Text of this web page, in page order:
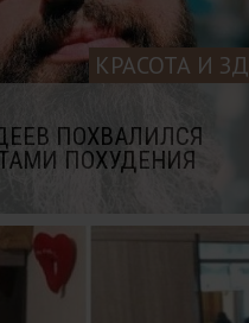
КРАСОТА И
ПОХВАЛИЛСЯ
ПОХУДЕНИЯ